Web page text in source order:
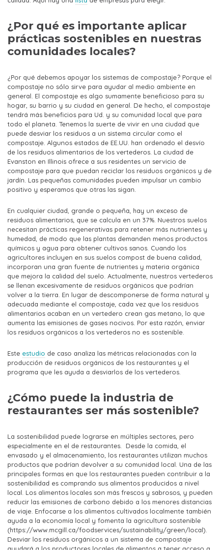
¿Por qué es importante aplicar
prácticas sostenibles en nuestras
comunidades locales?
¿Por qué debemos apoyar los sistemas de compostaje? Porque el
compostaje no sólo sirve para ayudar al medio ambiente en
general. El compostaje es algo sumamente beneficioso para su
hogar, su barrio y su ciudad en general. De hecho, el compostaje
tendrá más beneficios para Ud. y su comunidad local que para
todo el planeta. Tenemos la suerte de vivir en una ciudad que
puede desviar los residuos a un sistema circular como el
compostaje. Algunos estados de EE.UU. han ordenado el desvío
de los residuos alimentarios de los vertederos. La ciudad de
Evanston en Illinois ofrece a sus residentes un servicio de
compostaje para que puedan reciclar los residuos orgánicos y de
jardín. Las pequeñas comunidades pueden impulsar un cambio
positivo y esperamos que otras las sigan.
En cualquier ciudad, grande o pequeña, hay un exceso de
residuos alimentarios, que se calcula en un 37%. Nuestros suelos
necesitan prácticas regenerativas para retener más nutrientes y
humedad, de modo que las plantas demanden menos productos
químicos y agua para obtener cultivos sanos. Cuando los
agricultores incluyen en sus suelos compost de buena calidad,
incorporan una gran fuente de nutrientes y materia orgánica
que mejora la calidad del suelo. Actualmente, nuestros vertederos
se llenan excesivamente de residuos orgánicos que podrían
volver a la tierra. En lugar de descomponerse de forma natural y
adecuada mediante el compostaje, cada vez que los residuos
alimentarios acaban en un vertedero crean gas metano, lo que
aumenta las emisiones de gases nocivos. Por esta razón, enviar
los residuos orgánicos a los vertederos no es sostenible.
Este estudio de caso analiza las métricas relacionadas con la
producción de residuos orgánicos de los restaurantes y el
programa que les ayuda a desviarlos de los vertederos.
¿Cómo puede la industria de
restaurantes ser más sostenible?
La sostenibilidad puede lograrse en múltiples sectores, pero
especialmente en el de restaurantes. Desde la comida, el
envasado y el almacenamiento, los restaurantes utilizan muchos
productos que podrían devolver a su comunidad local. Una de las
principales formas en que los restaurantes pueden contribuir a la
sostenibilidad es comprando sus alimentos producidos a nivel
local. Los alimentos locales son más frescos y sabrosos, y pueden
reducir las emisiones de carbono debido a los menores distancias
de viaje. Enfocarse a los alimentos cultivados localmente también
ayuda a la economía local y fomenta la agricultura sostenible
(https://www.mcgill.ca/foodservices/sustainability/green/local).
Desviar los residuos orgánicos a un sistema de compostaje